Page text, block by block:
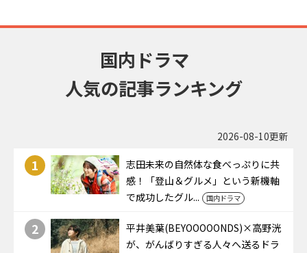
国内ドラマ
人気の記事ランキング
2026-08-10更新
1
志田未来の自然体な食べっぷりに共
感！「登山＆グルメ」という新機軸
で成功したグル...
国内ドラマ
2
平井美葉(BEYOOOOONDS)×高野洸
が、がんばりすぎる人々へ送るドラ